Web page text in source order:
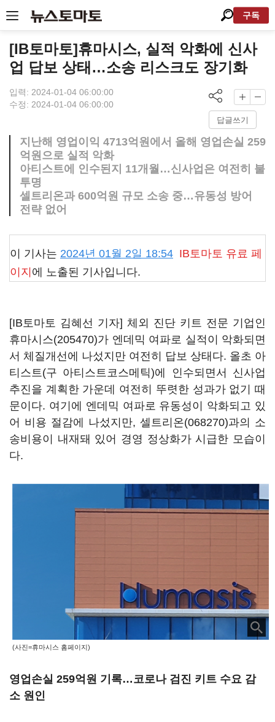
구독
[IB토마토]휴마시스, 실적 악화에 신사
업 답보 상태…소송 리스크도 장기화
입력: 2024-01-04 06:00:00
수정: 2024-01-04 06:00:00
답글쓰기
지난해 영업이익 4713억원에서 올해 영업손실 259
억원으로 실적 악화
아티스트에 인수된지 11개월…신사업은 여전히 불
투명
셀트리온과 600억원 규모 소송 중…유동성 방어
전략 없어
이 기사는 2024년 01월 2일 18:54 IB토마토 유료 페
이지 에 노출된 기사입니다.
[IB토마토 김혜선 기자] 체외 진단 키트 전문 기업인
휴마시스(205470)가 엔데믹 여파로 실적이 악화되면
서 체질개선에 나섰지만 여전히 답보 상태다. 올초 아
티스트(구 아티스트코스메틱)에 인수되면서 신사업
추진을 계획한 가운데 여전히 뚜렷한 성과가 없기 때
문이다. 여기에 엔데믹 여파로 유동성이 악화되고 있
어 비용 절감에 나섰지만, 셀트리온(068270)과의 소
송비용이 내재돼 있어 경영 정상화가 시급한 모습이
다.
(사진=휴마시스 홈페이지)
영업손실 259억원 기록…코로나 검진 키트 수요 감
소 원인